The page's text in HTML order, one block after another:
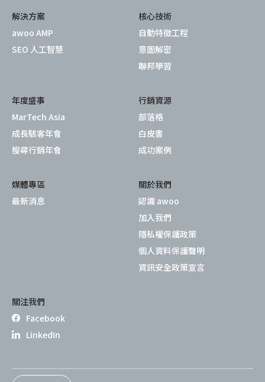
解決方案
awoo AMP
SEO 人工智慧
核心技術
自動特徵工程
意圖解密
聯邦學習
年度盛事
MarTech Asia
成長駭客年會
搜尋行銷年會
行銷資源
部落格
白皮書
成功案例
媒體專區
最新消息
關於我們
認識 awoo
加入我們
隱私權保護政策
個人資料保護聲明
資訊安全政策宣言
關注我們
Facebook
LinkedIn